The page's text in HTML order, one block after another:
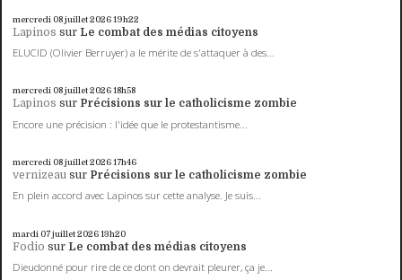
mercredi 08juillet 202619h22
Lapinos sur Le combat des médias citoyens
ELUCID (Olivier Berruyer) a le mérite de s'attaquer à des...
mercredi 08juillet 202618h58
Lapinos sur Précisions sur le catholicisme zombie
Encore une précision : l'idée que le protestantisme...
mercredi 08juillet 202617h46
vernizeau sur Précisions sur le catholicisme zombie
En plein accord avec Lapinos sur cette analyse. Je suis...
mardi 07juillet 202613h20
Fodio sur Le combat des médias citoyens
Dieudonné pour rire de ce dont on devrait pleurer, ça je...